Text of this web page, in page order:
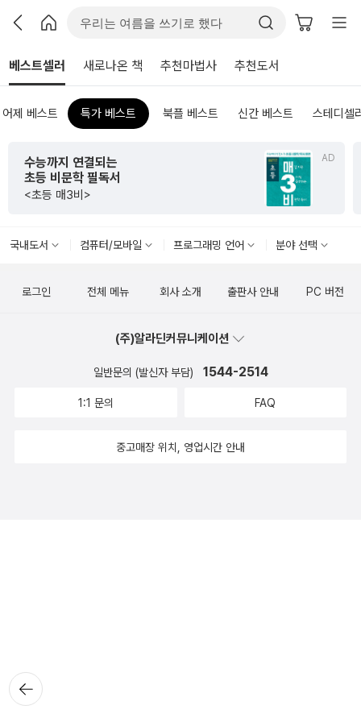
베스트셀러 새로나온 책 추천마법사 추천도서
어제 베스트 특가 베스트 북플 베스트 신간 베스트 스테디셀
AD
수능까지 연결되는
초등 비문학 필독서
<초등 매3비>
국내도서 컴퓨터/모바일 프로그래밍 언어 분야 선택
뒤로가
기
로그인 전체 메뉴 회사 소개 출판사 안내 PC 버전
(주)알라딘커뮤니케이션
일반문의 (발신자 부담) 1544-2514
1:1 문의 FAQ
중고매장 위치, 영업시간 안내